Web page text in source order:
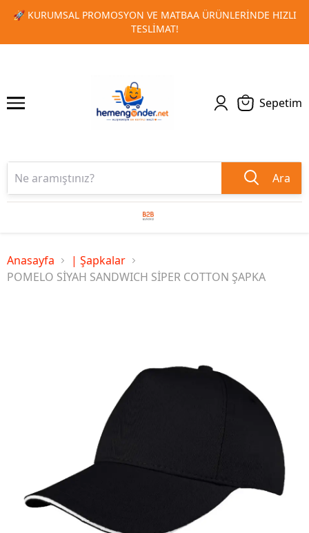
HIZLI
🎁 TOPLU SIPARIŞLERINIZDE ÖZEL İNDIRIM
1 2
Sepetim
Ara
Anasayfa
| Şapkalar
POMELO SİYAH SANDWICH SİPER COTTON ŞAPKA